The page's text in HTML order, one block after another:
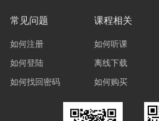
常见问题
如何注册
如何登陆
如何找回密码
课程相关
如何听课
离线下载
如何购买